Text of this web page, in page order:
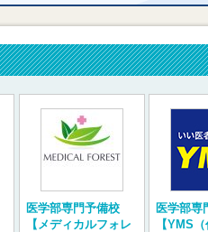
医学部専門予備校
【メディカルフォレ
医学部専
【YMS